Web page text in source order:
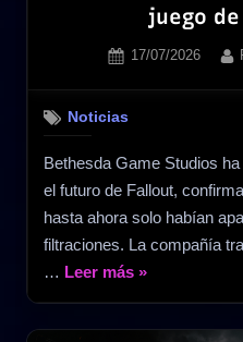
juego
Posted
17/07/2026
Noticias
Bethesda Game Studios
el futuro de Fallout,
hasta ahora solo habían
filtraciones. La compañía
… Leer más«Bethesda
los
»